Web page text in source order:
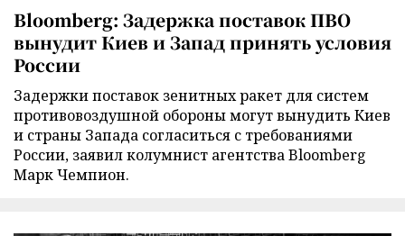
Bloomberg: Задержка поставок ПВО
вынудит Киев и Запад принять условия
России
Задержки поставок зенитных ракет для систем
противовоздушной обороны могут вынудить Киев
и страны Запада согласиться с требованиями
России, заявил колумнист агентства Bloomberg
Марк Чемпион.